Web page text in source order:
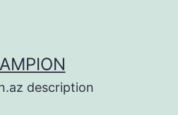
description